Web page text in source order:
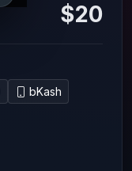
$20
bKash